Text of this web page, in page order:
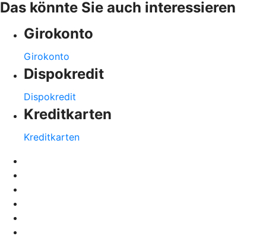
Das könnte Sie auch interessieren
Girokonto
Girokonto
Dispokredit
Dispokredit
Kreditkarten
Kreditkarten